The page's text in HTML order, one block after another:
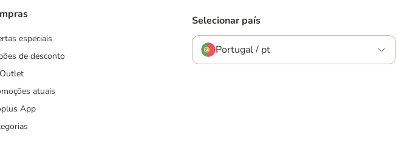
especiais
de desconto
atuais
App
Selecionar país
Portugal / pt